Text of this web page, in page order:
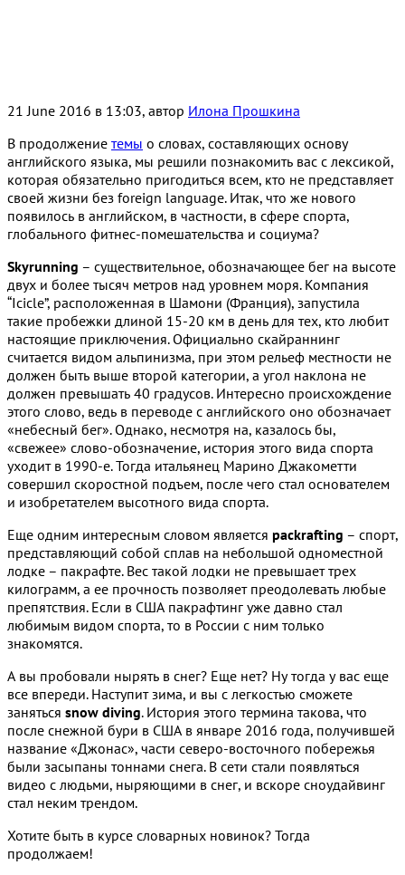
21 June 2016 в 13:03, автор Илона Прошкина
В продолжение темы о словах, составляющих основу
английского языка, мы решили познакомить вас с лексикой,
которая обязательно пригодиться всем, кто не представляет
своей жизни без foreign language. Итак, что же нового
появилось в английском, в частности, в сфере спорта,
глобального фитнес-помешательства и социума?
Skyrunning – существительное, обозначающее бег на высоте
двух и более тысяч метров над уровнем моря. Компания
“Icicle”, расположенная в Шамони (Франция), запустила
такие пробежки длиной 15-20 км в день для тех, кто любит
настоящие приключения. Официально скайраннинг
считается видом альпинизма, при этом рельеф местности не
должен быть выше второй категории, а угол наклона не
должен превышать 40 градусов. Интересно происхождение
этого слово, ведь в переводе с английского оно обозначает
«небесный бег». Однако, несмотря на, казалось бы,
«свежее» слово-обозначение, история этого вида спорта
уходит в 1990-е. Тогда итальянец Марино Джакометти
совершил скоростной подъем, после чего стал основателем
и изобретателем высотного вида спорта.
Еще одним интересным словом является packrafting – спорт,
представляющий собой сплав на небольшой одноместной
лодке – пакрафте. Вес такой лодки не превышает трех
килограмм, а ее прочность позволяет преодолевать любые
препятствия. Если в США пакрафтинг уже давно стал
любимым видом спорта, то в России с ним только
знакомятся.
А вы пробовали нырять в снег? Еще нет? Ну тогда у вас еще
все впереди. Наступит зима, и вы с легкостью сможете
заняться snow diving. История этого термина такова, что
после снежной бури в США в январе 2016 года, получившей
название «Джонас», части северо-восточного побережья
были засыпаны тоннами снега. В сети стали появляться
видео с людьми, ныряющими в снег, и вскоре сноудайвинг
стал неким трендом.
Хотите быть в курсе словарных новинок? Тогда
продолжаем!